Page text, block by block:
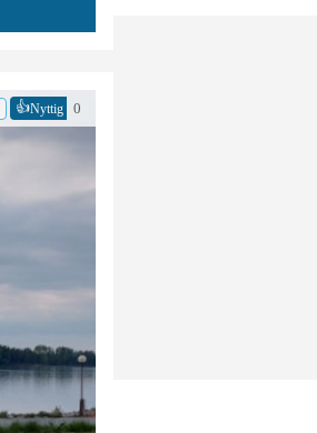
👍Nyttig 0